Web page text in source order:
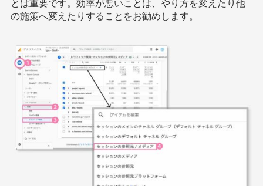
とは重要です。効率が悪いことは、やり方を変えたり他
の施策へ変えたりすることをお勧めします。